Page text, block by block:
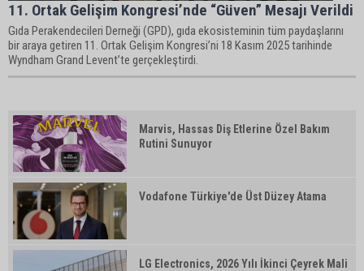
11. Ortak Gelişim Kongresi’nde “Güven” Mesajı Verildi
Gıda Perakendecileri Derneği (GPD), gıda ekosisteminin tüm paydaşlarını
bir araya getiren 11. Ortak Gelişim Kongresi’ni 18 Kasım 2025 tarihinde
Wyndham Grand Levent’te gerçekleştirdi.
Marvis, Hassas Diş Etlerine Özel Bakım
Rutini Sunuyor
Vodafone Türkiye'de Üst Düzey Atama
LG Electronics, 2026 Yılı İkinci Çeyrek Mali